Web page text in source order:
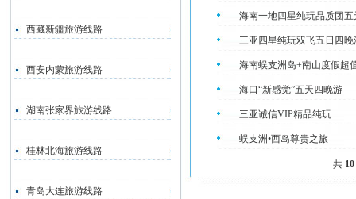
西藏新疆旅游线路
西安内蒙旅游线路
湖南张家界旅游线路
桂林北海旅游线路
青岛大连旅游线路
海南一地四星纯玩品质团
三亚四星纯玩双飞五日四晚
海南蜈支洲岛+南山度假超
海口“新感觉”五天四晚游
三亚诚信VIP精品纯玩
蜈支洲•西岛尊贵之旅
共 10